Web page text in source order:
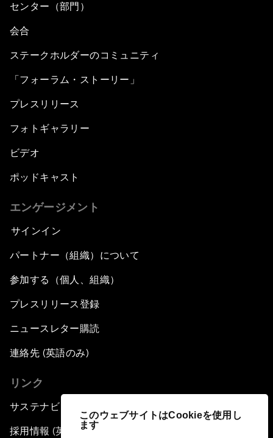
このウェブサイトはCookieを使用し
ます
センター（部門）
会合
ステークホルダーのコミュニティ
「フォーラム・ストーリー」
プレスリリース
フォトギャラリー
ビデオ
ポッドキャスト
エンゲージメント
サインイン
パートナー（組織）について
参加する（個人、組織）
プレスリリース登録
ニュースレター購読
連絡先 (英語のみ)
リンク
サステナビリティへの取り組み
採用情報 (英語のみ)